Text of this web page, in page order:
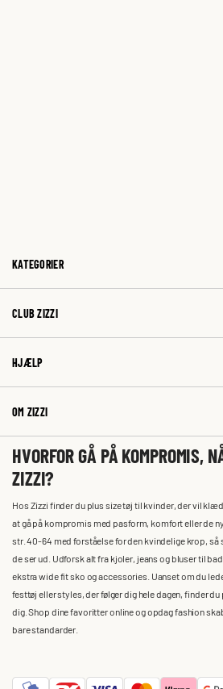
KATEGORIER
CLUB ZIZZI
HJÆLP
OM ZIZZI
HVORFOR GÅ PÅ KOMPROMIS,
ZIZZI?
Hos Zizzi finder du plus size tøj til kvinder, der vil
at gå på kompromis med pasform, komfort eller de
str. 40-64 med forståelse for den kvindelige krop, så
de ser ud. Udforsk alt fra kjoler, jeans og bluser til
ekstra wide fit sko og accessories. Uanset om du
festtøj eller styles, der følger dig hele dagen, finder
dig. Shop dine favoritter online og opdag fashion
bare standarder.